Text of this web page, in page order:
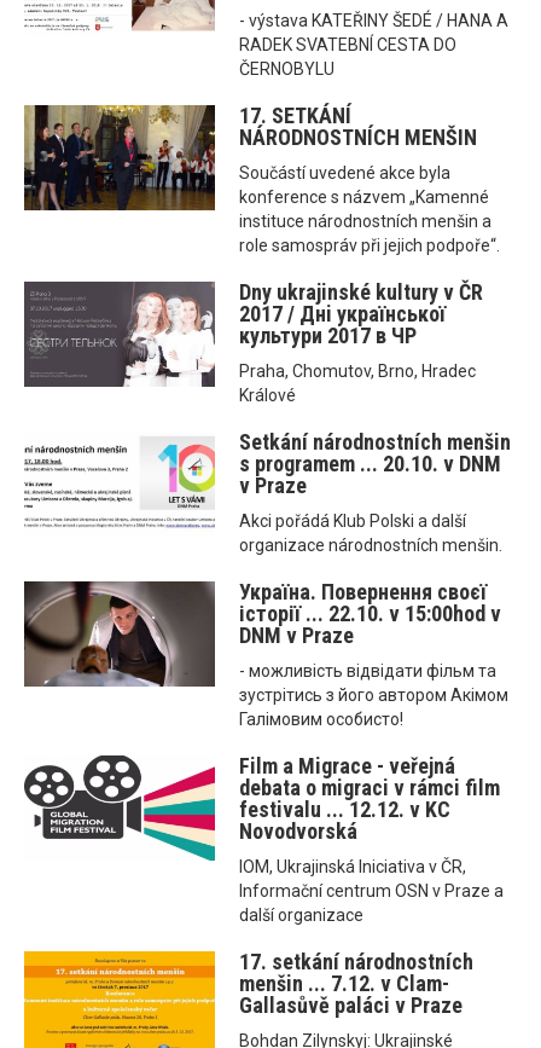
- výstava KATEŘINY ŠEDÉ / HANA A
RADEK SVATEBNÍ CESTA DO
ČERNOBYLU
17. SETKÁNÍ
NÁRODNOSTNÍCH MENŠIN
Součástí uvedené akce byla
konference s názvem „Kamenné
instituce národnostních menšin a
role samospráv při jejich podpoře“.
Dny ukrajinské kultury v ČR
2017 / Днi української
культури 2017 в ЧР
Praha, Chomutov, Brno, Hradec
Králové
Setkání národnostních menšin
s programem ... 20.10. v DNM
v Praze
Akci pořádá Klub Polski a další
organizace národnostních menšin.
Україна. Повернення своєї
історії ... 22.10. v 15:00hod v
DNM v Praze
- можливість відвідати фільм та
зустрітись з його автором Акімом
Галімовим особисто!
Film a Migrace - veřejná
debata o migraci v rámci film
festivalu ... 12.12. v KC
Novodvorská
IOM, Ukrajinská Iniciativa v ČR,
Informační centrum OSN v Praze a
další organizace
17. setkání národnostních
menšin ... 7.12. v Clam-
Gallasůvě paláci v Praze
Bohdan Zilynskyj: Ukrajinské